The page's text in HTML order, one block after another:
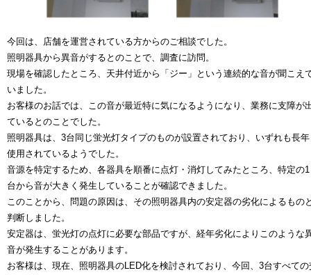
今回は、店舗を運営されている方からのご相談でした。
照明器具から異音がするとのことで、調査に訪問。
現場を確認したところ、天井付近から「ジー」という連続的な音が聞こえ
いました。
お客様のお話では、この音が最近特に気になるようになり、業務に支障が
ているとのことでした。
照明器具は、3台同じ蛍光灯タイプのものが設置されており、いずれも長年
使用されているようでした。
音源を特定するため、各器具を順番に点灯・消灯してみたところ、特定の1
台から音が大きく発生していることが確認できました。
このことから、問題の原因は、その照明器具内の安定器の劣化によるもの
判断しました。
安定器は、蛍光灯の点灯に必要な部品ですが、経年劣化によりこのような
音が発生することがあります。
お客様は、現在、照明器具のLED化を検討されており、今回、3台すべての